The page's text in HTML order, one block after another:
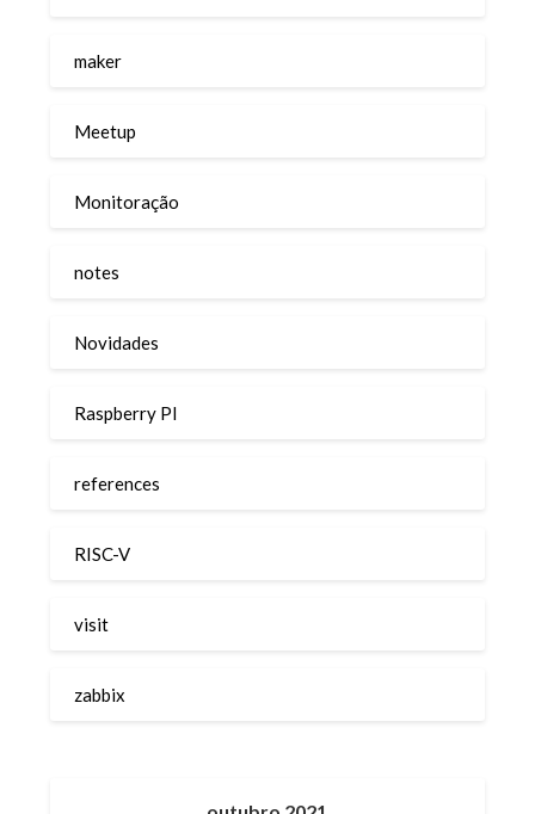
maker
Meetup
Monitoração
notes
Novidades
Raspberry PI
references
RISC-V
visit
zabbix